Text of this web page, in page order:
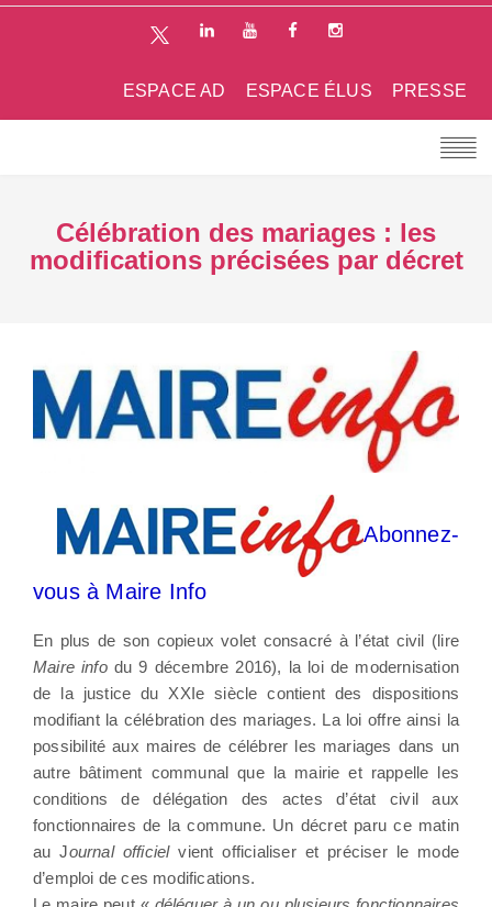
PRESSE
ESPACE ÉLUS
ESPACE AD
Célébration des mariages : les
modifications précisées par décret
Abonnez-
vous à Maire Info
En plus de son copieux volet consacré à l’état civil (lire
Maire infodu 9 décembre 2016), la loi de modernisation
de la justice du XXIe siècle contient des dispositions
modifiant la célébration des mariages. La loi offre ainsi la
possibilité aux maires de célébrer les mariages dans un
autre bâtiment communal que la mairie et rappelle les
conditions de délégation des actes d’état civil aux
fonctionnaires de la commune. Un décret paru ce matin
au Journal officielvient officialiser et préciser le mode
d’emploi de ces modifications.